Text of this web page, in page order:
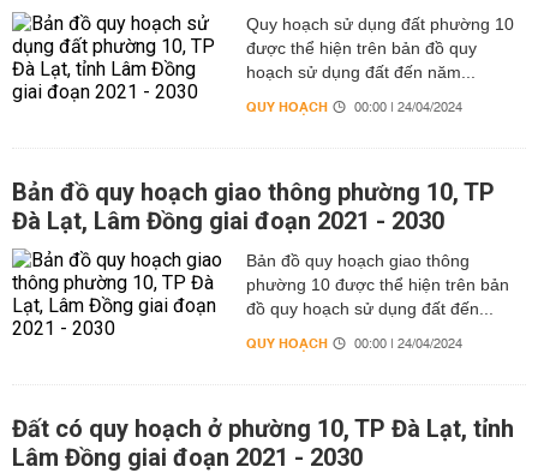
Quy hoạch sử dụng đất phường 10
được thể hiện trên bản đồ quy
hoạch sử dụng đất đến năm...
QUY HOẠCH 00:00 | 24/04/2024
Bản đồ quy hoạch giao thông phường 10, TP
Đà Lạt, Lâm Đồng giai đoạn 2021 - 2030
Bản đồ quy hoạch giao thông
phường 10 được thể hiện trên bản
đồ quy hoạch sử dụng đất đến...
QUY HOẠCH 00:00 | 24/04/2024
Đất có quy hoạch ở phường 10, TP Đà Lạt, tỉnh
Lâm Đồng giai đoạn 2021 - 2030